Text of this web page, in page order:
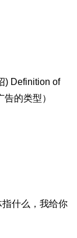
) Definition of
的类型）
什么，我给你